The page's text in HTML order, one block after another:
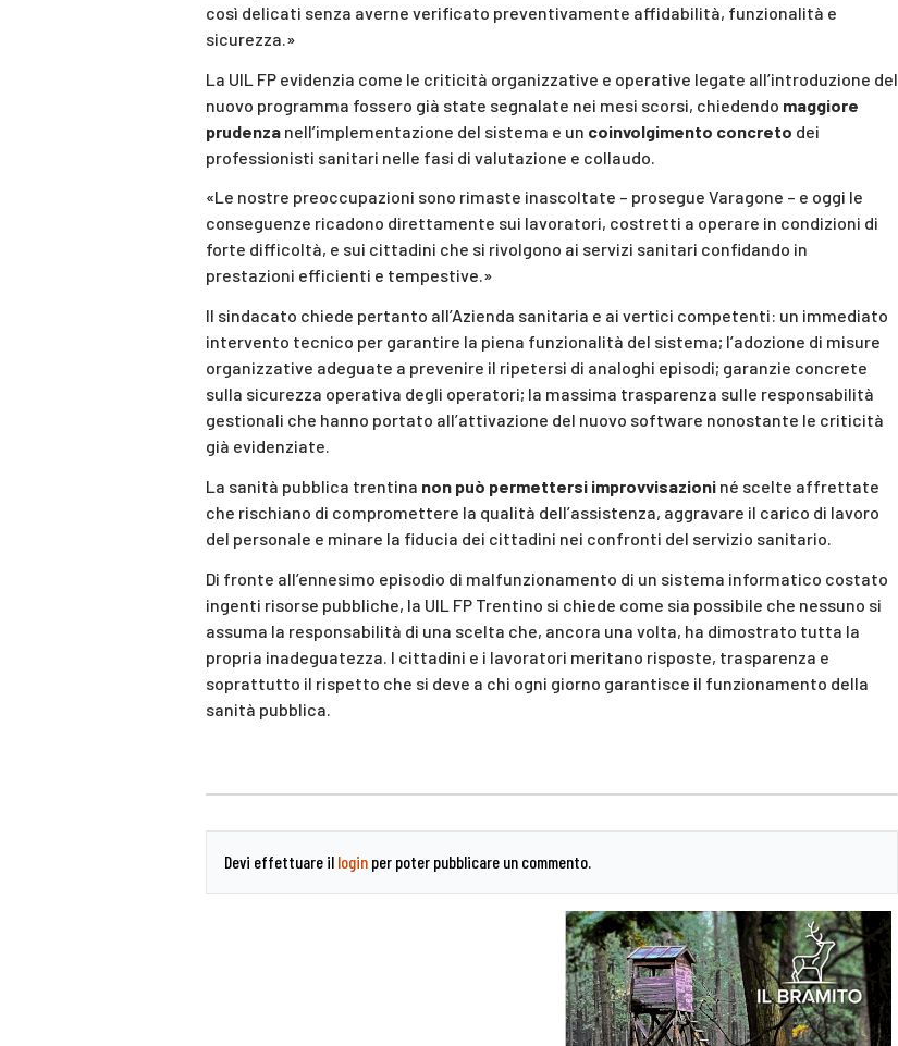
così delicati senza averne verificato preventivamente affidabilità, funzionalità e
sicurezza.»
La UIL FP evidenzia come le criticità organizzative e operative legate all’introduzione del
nuovo programma fossero già state segnalate nei mesi scorsi, chiedendo maggiore
prudenza nell’implementazione del sistema e un coinvolgimento concreto dei
professionisti sanitari nelle fasi di valutazione e collaudo.
«Le nostre preoccupazioni sono rimaste inascoltate – prosegue Varagone – e oggi le
conseguenze ricadono direttamente sui lavoratori, costretti a operare in condizioni di
forte difficoltà, e sui cittadini che si rivolgono ai servizi sanitari confidando in
prestazioni efficienti e tempestive.»
Il sindacato chiede pertanto all’Azienda sanitaria e ai vertici competenti: un immediato
intervento tecnico per garantire la piena funzionalità del sistema; l’adozione di misure
organizzative adeguate a prevenire il ripetersi di analoghi episodi; garanzie concrete
sulla sicurezza operativa degli operatori; la massima trasparenza sulle responsabilità
gestionali che hanno portato all’attivazione del nuovo software nonostante le criticità
già evidenziate.
La sanità pubblica trentina non può permettersi improvvisazioni né scelte affrettate
che rischiano di compromettere la qualità dell’assistenza, aggravare il carico di lavoro
del personale e minare la fiducia dei cittadini nei confronti del servizio sanitario.
Di fronte all’ennesimo episodio di malfunzionamento di un sistema informatico costato
ingenti risorse pubbliche, la UIL FP Trentino si chiede come sia possibile che nessuno si
assuma la responsabilità di una scelta che, ancora una volta, ha dimostrato tutta la
propria inadeguatezza. I cittadini e i lavoratori meritano risposte, trasparenza e
soprattutto il rispetto che si deve a chi ogni giorno garantisce il funzionamento della
sanità pubblica.
Devi effettuare il login per poter pubblicare un commento.